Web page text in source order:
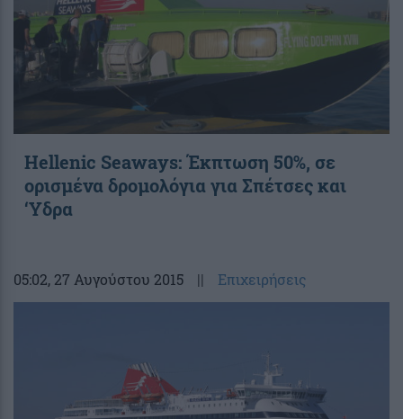
Hellenic Seaways: Έκπτωση 50%, σε
ορισμένα δρομολόγια για Σπέτσες και
‘Υδρα
05:02, 27 Αυγούστου 2015 || Επιχειρήσεις